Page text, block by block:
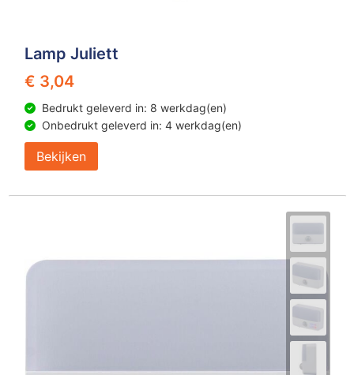
Lamp Juliett
€ 3,04
Bedrukt geleverd in: 8 werkdag(en)
Onbedrukt geleverd in: 4 werkdag(en)
Bekijken